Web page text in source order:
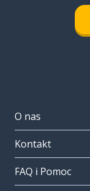
O nas
Kontakt
FAQ i Pomoc